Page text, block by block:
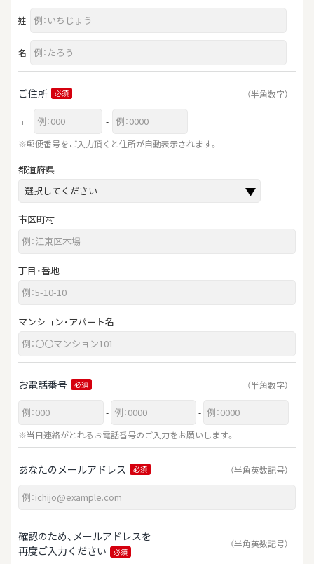
姓
名
ご住所 必須 （半角数字）
〒
-
※郵便番号をご入力頂くと住所が自動表示されます。
都道府県
市区町村
丁目・番地
マンション・アパート名
お電話番号 必須 （半角数字）
-
-
※当日連絡がとれるお電話番号のご入力をお願いします。
あなたのメールアドレス 必須 （半角英数記号）
確認のため、メールアドレスを
再度ご入力ください
必須
（半角英数記号）